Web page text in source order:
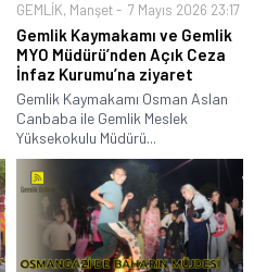
GEMLİK, Manşet 7 Mayıs 2026 23:17
Gemlik Kaymakamı ve Gemlik
MYO Müdürü’nden Açık Ceza
İnfaz Kurumu’na ziyaret
Gemlik Kaymakamı Osman Aslan
Canbaba ile Gemlik Meslek
Yüksekokulu Müdürü...